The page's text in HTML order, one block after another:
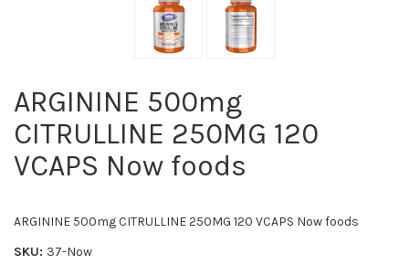
ARGININE 500mg
CITRULLINE 250MG 120
VCAPS Now foods
ARGININE 500mg CITRULLINE 250MG 120 VCAPS Now foods
SKU: 37-Now